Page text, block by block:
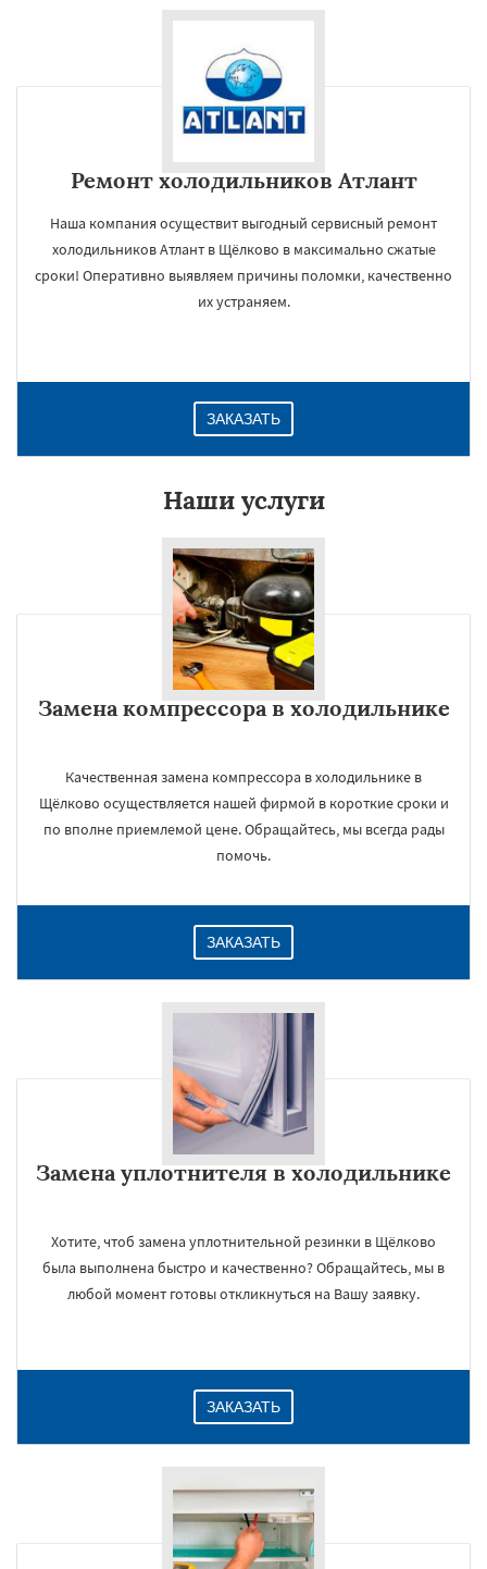
Ремонт холодильников Атлант
Наша компания осуществит выгодный сервисный ремонт
холодильников Атлант в Щёлково в максимально сжатые
сроки! Оперативно выявляем причины поломки, качественно
их устраняем.
ЗАКАЗАТЬ
Наши услуги
Замена компрессора в холодильнике
Качественная замена компрессора в холодильнике в
Щёлково осуществляется нашей фирмой в короткие сроки и
по вполне приемлемой цене. Обращайтесь, мы всегда рады
помочь.
ЗАКАЗАТЬ
Замена уплотнителя в холодильнике
Хотите, чтоб замена уплотнительной резинки в Щёлково
была выполнена быстро и качественно? Обращайтесь, мы в
любой момент готовы откликнуться на Вашу заявку.
ЗАКАЗАТЬ